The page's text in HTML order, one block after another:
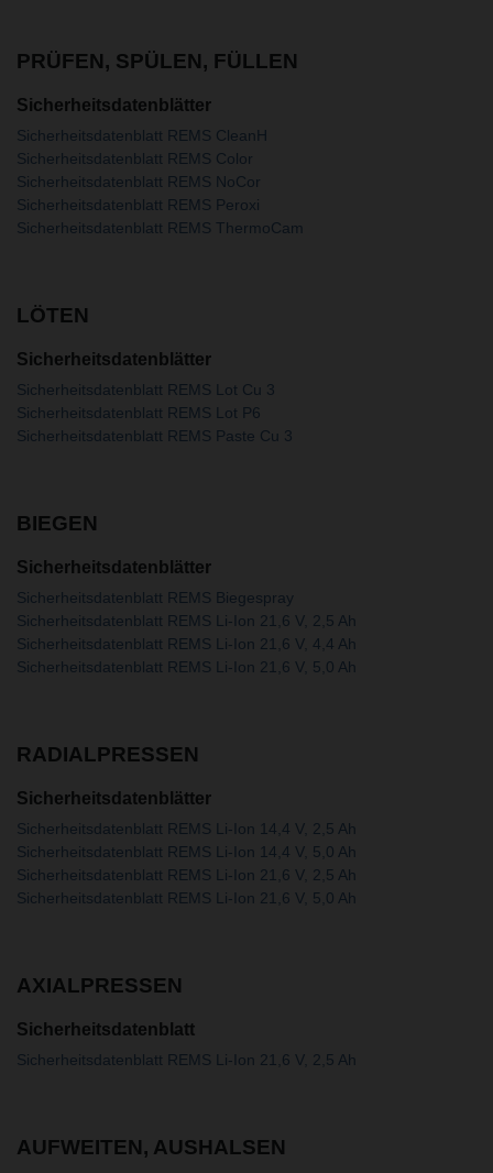
PRÜFEN, SPÜLEN, FÜLLEN
Sicherheitsdatenblätter
Sicherheitsdatenblatt REMS CleanH
Sicherheitsdatenblatt REMS Color
Sicherheitsdatenblatt REMS NoCor
Sicherheitsdatenblatt REMS Peroxi
Sicherheitsdatenblatt REMS ThermoCam
LÖTEN
Sicherheitsdatenblätter
Sicherheitsdatenblatt REMS Lot Cu 3
Sicherheitsdatenblatt REMS Lot P6
Sicherheitsdatenblatt REMS Paste Cu 3
BIEGEN
Sicherheitsdatenblätter
Sicherheitsdatenblatt REMS Biegespray
Sicherheitsdatenblatt REMS Li-Ion 21,6 V, 2,5 Ah
Sicherheitsdatenblatt REMS Li-Ion 21,6 V, 4,4 Ah
Sicherheitsdatenblatt REMS Li-Ion 21,6 V, 5,0 Ah
RADIALPRESSEN
Sicherheitsdatenblätter
Sicherheitsdatenblatt REMS Li-Ion 14,4 V, 2,5 Ah
Sicherheitsdatenblatt REMS Li-Ion 14,4 V, 5,0 Ah
Sicherheitsdatenblatt REMS Li-Ion 21,6 V, 2,5 Ah
Sicherheitsdatenblatt REMS Li-Ion 21,6 V, 5,0 Ah
AXIALPRESSEN
Sicherheitsdatenblatt
Sicherheitsdatenblatt REMS Li-Ion 21,6 V, 2,5 Ah
AUFWEITEN, AUSHALSEN